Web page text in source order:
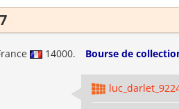
14000. Bourse de